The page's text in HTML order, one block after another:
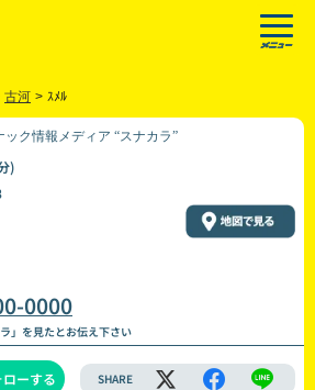
古河 > ｽﾒﾙ
ック情報メディア “スナカラ”
)
0000
」を見たとお伝え下さい
ローする SHARE